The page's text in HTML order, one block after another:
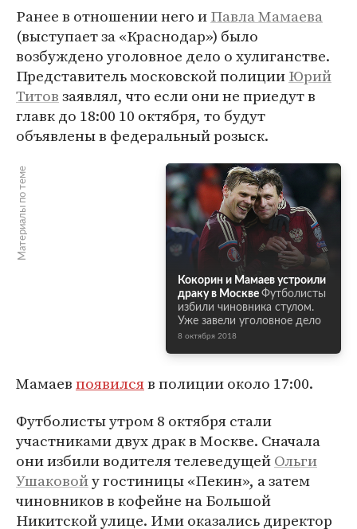
Ранее в отношении него иПавла Мамаева
(выступает за «Краснодар») было
возбуждено уголовное дело о хулиганстве.
Представитель московской полицииЮрий
Титовзаявлял, что если они не приедут в
главк до 18:00 10 октября, то будут
объявлены в федеральный розыск.
Материалы по теме
Кокорин и Мамаев устроили
драку в Москве Футболисты
избили чиновника стулом.
Уже завели уголовное дело
8 октября 2018
Мамаевпоявилсяв полиции около 17:00.
Футболисты утром 8 октября стали
участниками двух драк в Москве. Сначала
они избили водителя телеведущейОльги
Ушаковойу гостиницы «Пекин», а затем
чиновников в кофейне на Большой
Никитской улице. Ими оказались директор